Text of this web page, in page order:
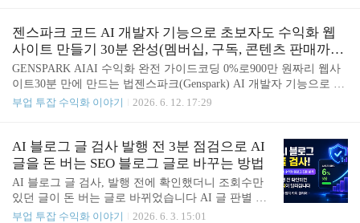
라면 한 번쯤 이런 생각을 해봤을 겁니다. “이제 글은
AI가 써주고, 코딩도 AI가 도와주는데, 디자인까지
말로 시킬 수는 없을까?”바로 그 질문에 꽤 직접적으
로 답하는 도구가 등장했습니다. 이름은 클로드 디자
인, 영어로는 Claude Design입니다. Anthropic이 공개
한 이 AI 디자인 도구는 사용자가 원하는 결과물을
타입, PPT 슬라이드, 원페이지 문서, 마케팅 이미지
까지 만들어주는 방..
젠스파크 코드 AI 개발자 기능으로 초보자도 수익화 웹
사이트 만들기 30분 완성(멤버십, 구독, 콘텐츠 판매까
지)
GENSPARK AIAI 수익화 완전 가이드코딩 0%로900만 원짜리 웹사
이트30분 만에 만드는 법젠스파크(Genspark) AI 개발자 기능으로 누
구나 수익화 웹 앱을 만들 수 있어요.30분멤버십웹사이트 완성900만
뉴에서 [AI 개발자] → [풀스택 웹사이트 또는 앱]을 선택해요. 로그
인·DB가 필요한 멤버십 사이트는 풀스택으로 해야 합니다.간단 사
이트는 500크레딧, 풀스택은 조금 더 소요2 상세 프롬프트 준비어떤
웹사이트를 만들지 미리 기획해서 프롬프트로 정리합니다. 기능 목
록, 디자인 콘셉트, 수익화 구조까지 구체적으로 적을수록 완성도가
부업 투잡 수익화 이야기 2026. 6. 12. 17:29
AI 블로그 글 검사 발행 전 3분 점검으로 AI
글을 돈 버는 SEO 블로그 글로 바꾸는 방법
AI 블로그 글 검사, 발행 전에 확인했더니 조회수만
있던 글이 돈 버는 글로 바뀌었습니다 AI 글 판별 &
휴먼라이팅 스캐너 | ANABAI가 쓴 글인지 사람이 쓴
부업 투잡 수익화 이야기 2026. 6. 3. 15:01